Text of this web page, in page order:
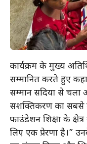
कार्यक्रम के मुख्य
सम्मानित करते हुए
सम्मान सदियों से
सशक्तिकरण का सबसे
फाउंडेशन शिक्षा के
लिए एक प्रेरणा है।”